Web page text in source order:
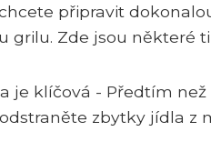
připravit
grilu. Zde jsou některé
je klíčová - Předtím
zbytky jídla z